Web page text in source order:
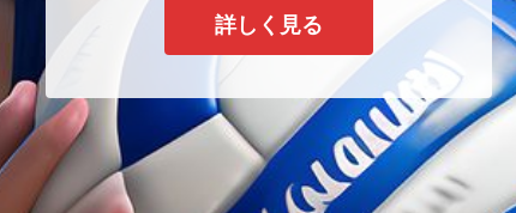
詳しく見る